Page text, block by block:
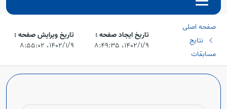
Open
Open
Open
صفحه اصلی
نتایج
مسابقات
تاریخ ایجاد صفحه :
۱۴۰۲/۱/۹،‏ ۸:۴۹:۳۵
تاریخ ویرایش صفحه :
۱۴۰۲/۱/۹،‏ ۸:۵۵:۰۲